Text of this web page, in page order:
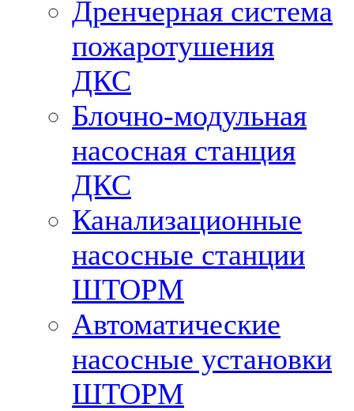
Дренчерная система
пожаротушения
ДКС
Блочно-модульная
насосная станция
ДКС
Канализационные
насосные станции
ШТОРМ
Автоматические
насосные установки
ШТОРМ